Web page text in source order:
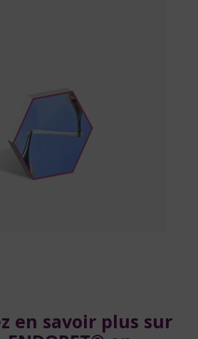
en savoir plus sur